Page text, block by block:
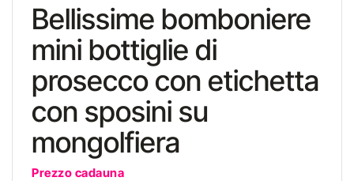
Bellissime bomboniere
mini bottiglie di
prosecco con etichetta
con sposini su
mongolfiera
Prezzo cadauna